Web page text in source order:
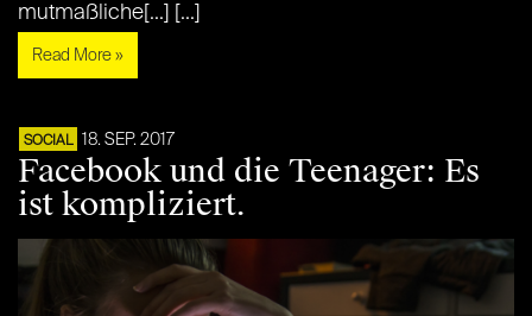
mutmaßliche[...] [...]
Read More »
SOCIAL 18. SEP. 2017
Facebook und die Teenager: Es
ist kompliziert.